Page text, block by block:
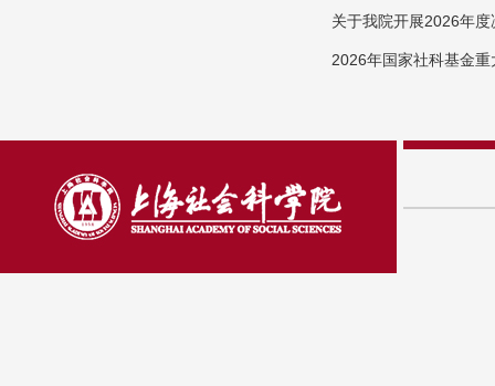
关于我院开展2026年
2026年国家社科基金